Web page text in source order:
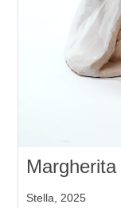
Stella, 2025